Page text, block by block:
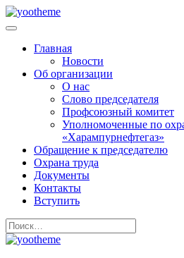
Главная
Новости
Об организации
О нас
Слово председателя
Профсоюзный комитет
Уполномоченные по
«Харампурнефтегаз»
Обращение к председателю
Охрана труда
Документы
Контакты
Вступить